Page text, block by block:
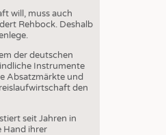
will, muss auch
Rehbock. Deshalb
der deutschen
Instrumente
Absatzmärkte und
den
seit Jahren in
Hand ihrer